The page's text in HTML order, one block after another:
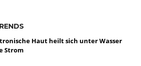
Haut heilt sich unter Wasser
Strom